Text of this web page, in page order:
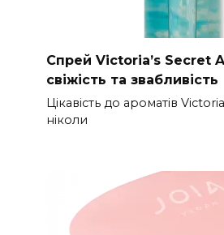
Спрей Victoria’s Secret
свіжість та звабливість
Цікавість до ароматів
ніколи